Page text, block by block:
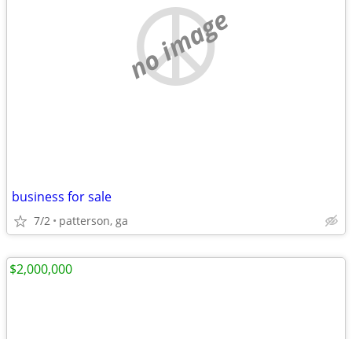
no image
business for sale
7/2 patterson, ga
$2,000,000